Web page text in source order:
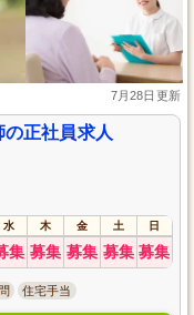
7月28日更新
正社員求人
水 木 金 土 日
集 募集 募集 募集 募集
住宅手当